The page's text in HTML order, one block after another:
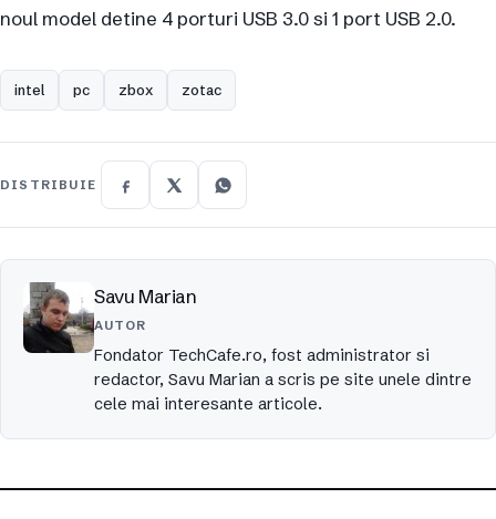
noul model detine 4 porturi USB 3.0 si 1 port USB 2.0.
intel pc zbox zotac
DISTRIBUIE
Savu Marian
AUTOR
Fondator TechCafe.ro, fost administrator si
redactor, Savu Marian a scris pe site unele dintre
cele mai interesante articole.